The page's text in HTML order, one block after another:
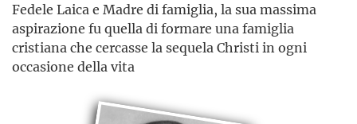
Fedele Laica e Madre di famiglia, la sua massima
aspirazione fu quella di formare una famiglia
cristiana che cercasse la sequela Christi in ogni
occasione della vita